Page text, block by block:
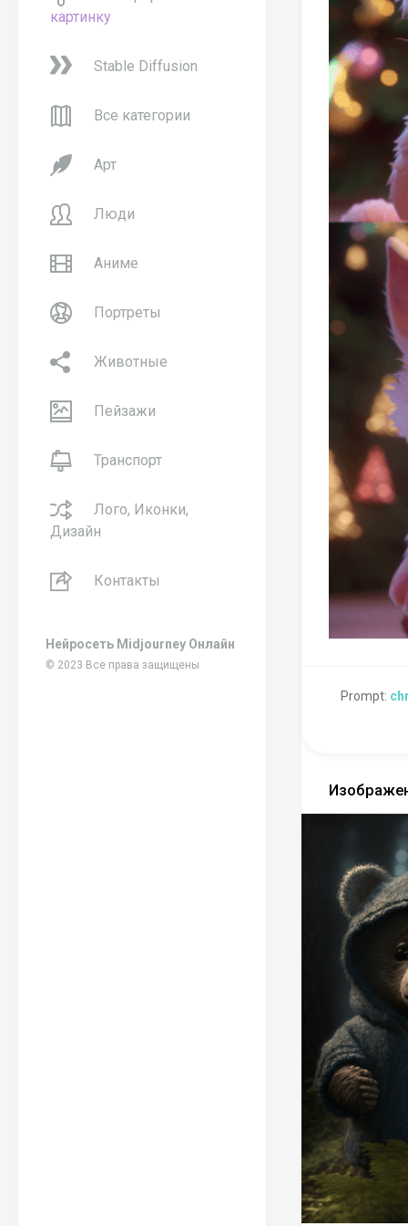
картинку
Stable Diffusion
Все категории
Арт
Люди
Аниме
Портреты
Животные
Пейзажи
Транспорт
Лого, Иконки,
Дизайн
Контакты
Нейросеть Midjourney Онлайн
© 2023 Все права защищены
Prompt: